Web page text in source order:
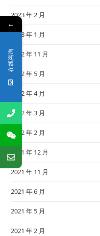
2023 年 2 月
2023 年 1 月
2022 年 11 月
2022 年 5 月
2022 年 4 月
2022 年 3 月
2022 年 2 月
2021 年 12 月
2021 年 11 月
2021 年 6 月
2021 年 5 月
2021 年 2 月
←
在线咨询